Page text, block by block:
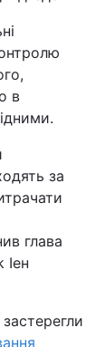
в
за
глава
Іен